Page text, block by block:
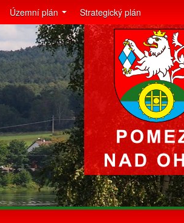
Územní plán Strategický plán